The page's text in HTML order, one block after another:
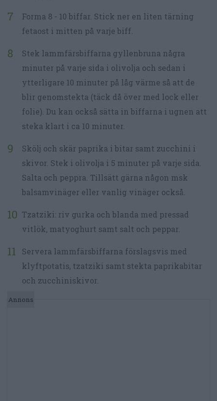
Forma 8 - 10 biffar. Stick ner en liten tärning
fetaost i mitten på varje biff.
Stek lammfärsbiffarna gyllenbruna några
minuter på varje sida i olivolja och sedan i
ytterligare 10 minuter på låg värme så att de
blir genomstekta (täck då över med lock eller
folie). Du kan också sätta in biffarna i ugnen att
steka klart i ca 10 minuter.
Skölj och skär paprika i bitar samt zucchini i
skivor. Stek i olivolja i 5 minuter på varje sida.
Salta och peppra. Tillsätt gärna någon msk
balsamvinäger eller vanlig vinäger också.
Tzatziki: riv gurka och blanda med pressad
vitlök, matyoghurt samt salt och peppar.
Servera lammfärsbiffarna förslagsvis med
klyftpotatis, tzatziki samt stekta paprikabitar
och zucchiniskivor.